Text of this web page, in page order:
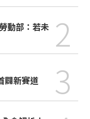
動部：若未 2
闢新賽道 3